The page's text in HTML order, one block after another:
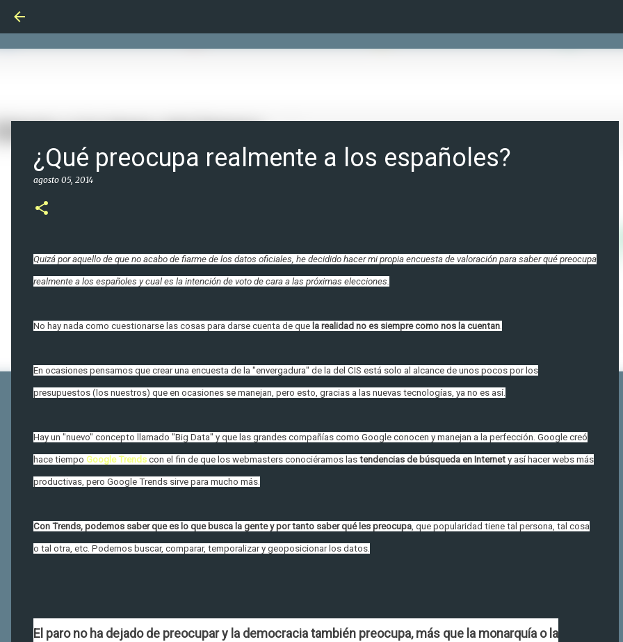
¿Qué preocupa realmente a los españoles?
agosto 05, 2014
Quizá por aquello de que no acabo de fiarme de los datos oficiales, he decidido hacer mi propia encuesta de valoración para saber qué preocupa
realmente a los españoles y cual es la intención de voto de cara a las próximas elecciones.
No hay nada como cuestionarse las cosas para darse cuenta de que la realidad no es siempre como nos la cuentan.
En ocasiones pensamos que crear una encuesta de la "envergadura" de la del CIS está solo al alcance de unos pocos por los
presupuestos (los nuestros) que en ocasiones se manejan, pero esto, gracias a las nuevas tecnologías, ya no es así.
Hay un "nuevo" concepto llamado "Big Data" y que las grandes compañías como Google conocen y manejan a la perfección. Google creó
hace tiempo Google Trends con el fin de que los webmasters conociéramos las tendencias de búsqueda en Internet y así hacer webs más
productivas, pero Google Trends sirve para mucho más.
Con Trends, podemos saber que es lo que busca la gente y por tanto saber qué les preocupa, que popularidad tiene tal persona, tal cosa
o tal otra, etc. Podemos buscar, comparar, temporalizar y geoposicionar los datos.
El paro no ha dejado de preocupar y la democracia también preocupa, más que la monarquía o la